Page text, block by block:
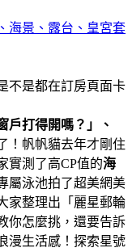
海景、露台、皇宮套
不是都在訂房頁面卡
戶打得開嗎？」、
！帆帆貓去年才剛住
實測了高CP值的海
屬泳池拍了超美網美
家整理出「麗星郵輪
你怎麼挑，還要告訴
漫生活感！探索星號